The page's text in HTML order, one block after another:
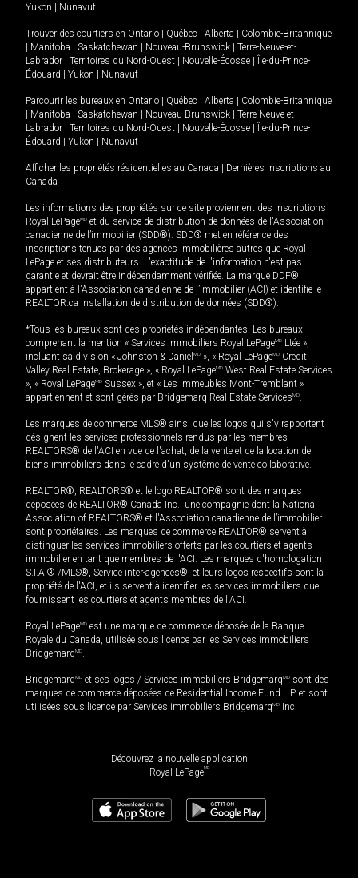
Yukon
Nunavut.
Trouver des courtiers en Ontario Québec Alberta
Colombie-Britannique
Manitoba Saskatchewan Nouveau-Brunswick
Terre-Neuve-et-
Labrador
Territoires du Nord-Ouest Nouvelle-Écosse
Île-du-Prince-
Édouard
Yukon Nunavut
Parcourir les bureaux en Ontario Québec Alberta
Colombie-Britannique
Manitoba Saskatchewan Nouveau-Brunswick
Terre-Neuve-et-
Labrador
Territoires du Nord-Ouest Nouvelle-Écosse
Île-du-Prince-
Édouard
Yukon Nunavut
Afficher les propriétés résidentielles au Canada
Dernières inscriptions au
Canada
Les informations des propriétés sur ce site proviennent des inscriptions
Royal LePageMD et du service de distribution de données de l'Association
canadienne de l’immobilier (SDD®). SDD® met en référence des
inscriptions tenues par des agences immobilières autres que Royal
LePage et ses distributeurs. L'exactitude de l'information n'est pas
garantie et devrait être indépendamment vérifiée. La marque DDF®
appartient à l'Association canadienne de l’immobilier (ACI) et identifie le
REALTOR.ca Installation de distribution de données (SDD®).
*Tous les bureaux sont des propriétés indépendantes. Les bureaux
comprenant la mention « Services immobiliers Royal LePageMD Ltée »,
incluant sa division « Johnston & Daniel MD », « Royal LePageMD Credit
Valley Real Estate, Brokerage », « Royal LePageMD West Real Estate Services
», « Royal LePageMD Sussex », et « Les immeubles Mont-Tremblant »
appartiennent et sont gérés par Bridgemarq Real Estate ServicesMD.
Les marques de commerce MLS® ainsi que les logos qui s'y rapportent
désignent les services professionnels rendus par les membres
REALTORS® de l'ACI en vue de l'achat, de la vente et de la location de
biens immobiliers dans le cadre d'un système de vente collaborative.
REALTOR®, REALTORS® et le logo REALTOR® sont des marques
déposées de REALTOR® Canada Inc., une compagnie dont la National
Association of REALTORS® et l'Association canadienne de l’immobilier
sont propriétaires. Les marques de commerce REALTOR® servent à
distinguer les services immobiliers offerts par les courtiers et agents
immobilier en tant que membres de l'ACI. Les marques d'homologation
S.I.A.® /MLS®, Service inter-agences®, et leurs logos respectifs sont la
propriété de l'ACI, et ils servent à identifier les services immobiliers que
fournissent les courtiers et agents membres de l'ACI.
Royal LePageMD est une marque de commerce déposée de la Banque
Royale du Canada, utilisée sous licence par les Services immobiliers
BridgemarqMD.
BridgemarqMD et ses logos / Services immobiliers BridgemarqMD sont des
marques de commerce déposées de Residential Income Fund L.P. et sont
utilisées sous licence par Services immobiliers BridgemarqMD Inc.
Découvrez la nouvelle application
Royal LePageMD